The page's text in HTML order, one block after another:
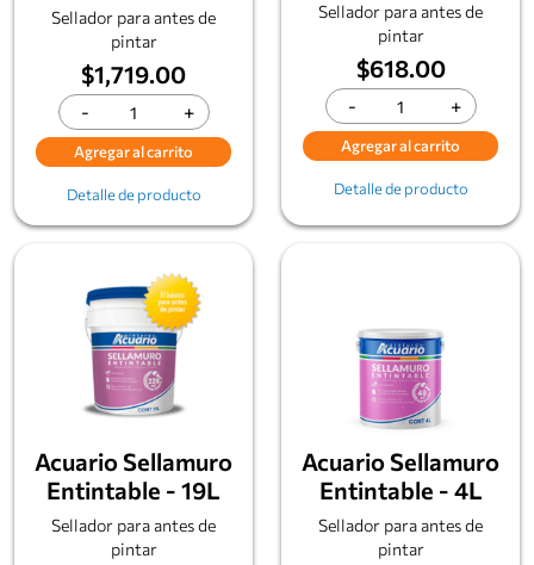
Sellador para antes de
pintar
$1,719.00
- +
Agregar al carrito
Detalle de producto
Sellador para antes de
pintar
$618.00
- +
Agregar al carrito
Detalle de producto
Acuario Sellamuro
Entintable - 19L
Sellador para antes de
pintar
Acuario Sellamuro
Entintable - 4L
Sellador para antes de
pintar